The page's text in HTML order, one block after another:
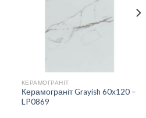
КЕРАМОГРАНІТ
Керамограніт Grayish 60х120 –
LP0869